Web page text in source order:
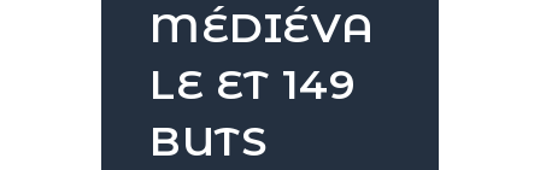
MÉDIÉVA
LE ET 149
BUTS